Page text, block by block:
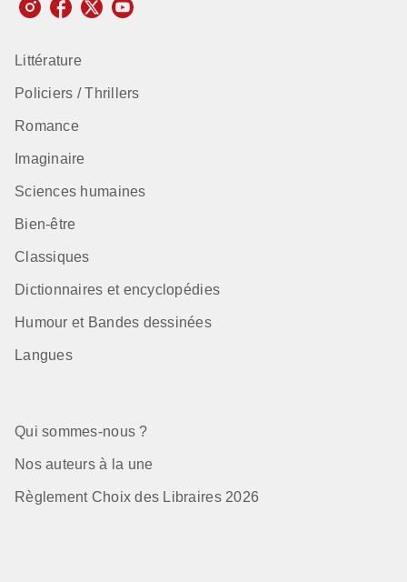
Littérature
Policiers / Thrillers
Romance
Imaginaire
Sciences humaines
Bien-être
Classiques
Dictionnaires et encyclopédies
Humour et Bandes dessinées
Langues
Qui sommes-nous ?
Nos auteurs à la une
Règlement Choix des Libraires 2026